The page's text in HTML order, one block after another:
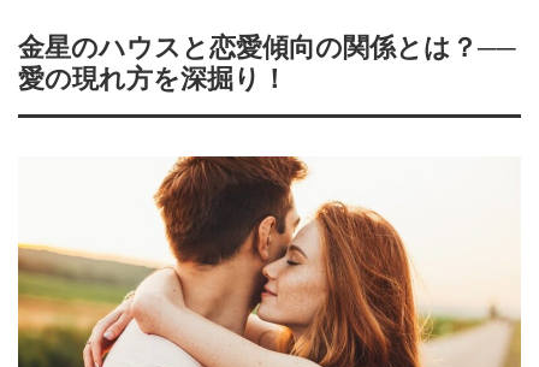
金星のハウスと恋愛傾向の関係とは？──
愛の現れ方を深掘り！